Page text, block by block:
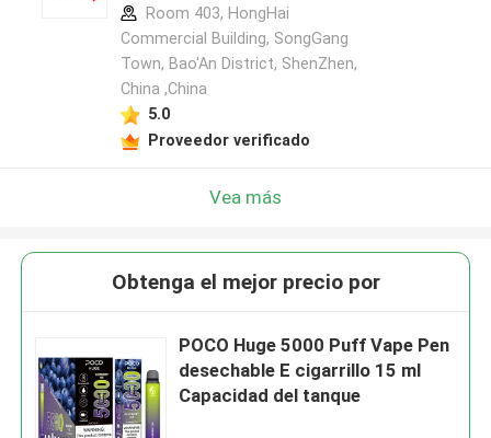
Room 403, HongHai
Commercial Building, SongGang
Town, Bao'An District, ShenZhen,
China ,China
5.0
Proveedor verificado
Vea más
Obtenga el mejor precio por
POCO Huge 5000 Puff Vape Pen
desechable E cigarrillo 15 ml
Capacidad del tanque